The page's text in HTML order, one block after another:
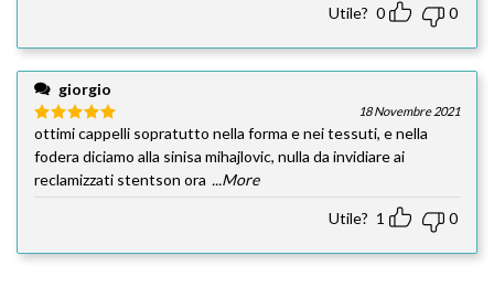
Utile? 0 0
giorgio
Valutato5
su 5
18 Novembre 2021
ottimi cappelli sopratutto nella forma e nei tessuti, e nella
fodera diciamo alla sinisa mihajlovic, nulla da invidiare ai
reclamizzati stentson ora ...More
Utile? 1 0